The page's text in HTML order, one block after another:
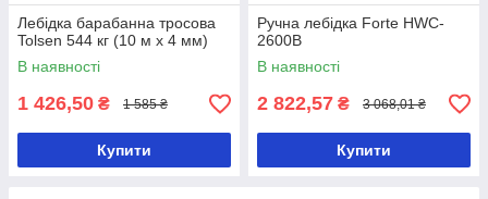
Лебідка барабанна тросова
Tolsen 544 кг (10 м х 4 мм)
В наявності
1 426,50 ₴ 1 585 ₴
Купити
Ручна лебідка Forte HWC-
2600B
В наявності
2 822,57 ₴ 3 068,01 ₴
Купити